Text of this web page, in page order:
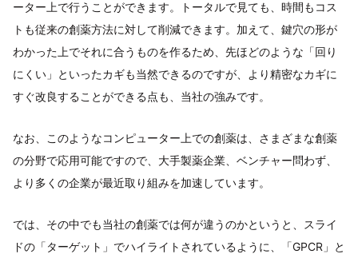
ーター上で行うことができます。トータルで見ても、時間もコス
トも従来の創薬方法に対して削減できます。加えて、鍵穴の形が
わかった上でそれに合うものを作るため、先ほどのような「回り
にくい」といったカギも当然できるのですが、より精密なカギに
すぐ改良することができる点も、当社の強みです。
なお、このようなコンピューター上での創薬は、さまざまな創薬
の分野で応用可能ですので、大手製薬企業、ベンチャー問わず、
より多くの企業が最近取り組みを加速しています。
では、その中でも当社の創薬では何が違うのかというと、スライ
ドの「ターゲット」でハイライトされているように、「GPCR」と